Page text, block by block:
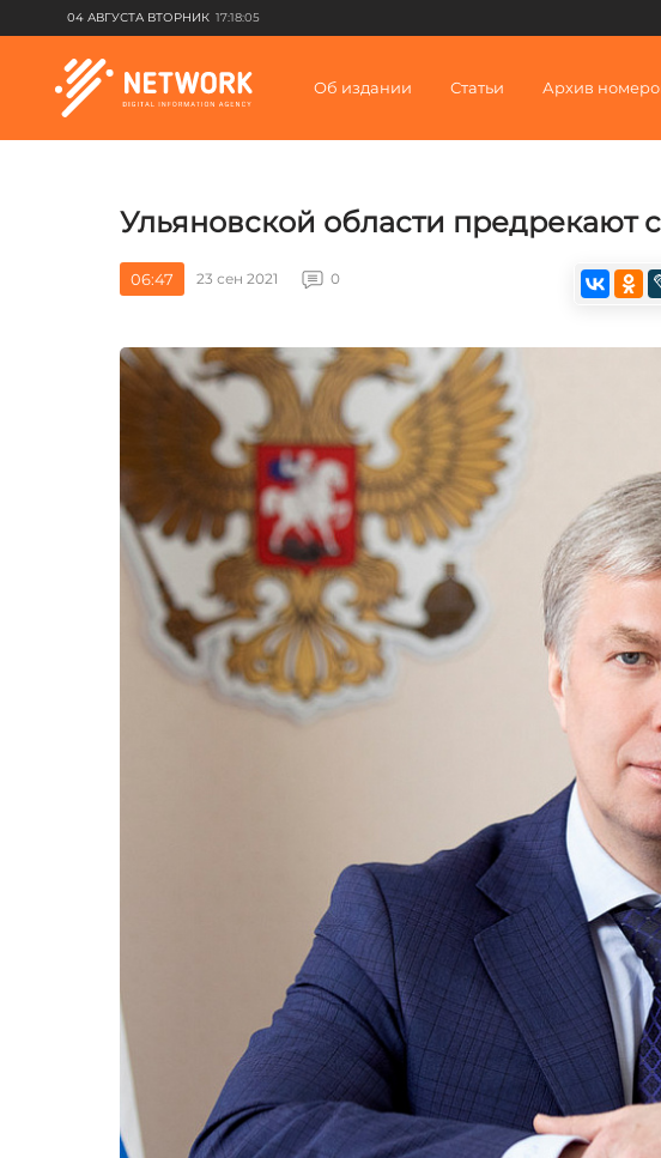
04 АВГУСТА ВТОРНИК 17:18:05
Об издании Статьи Архив
Ульяновской области предрекают
06:47 23 сен 2021 0